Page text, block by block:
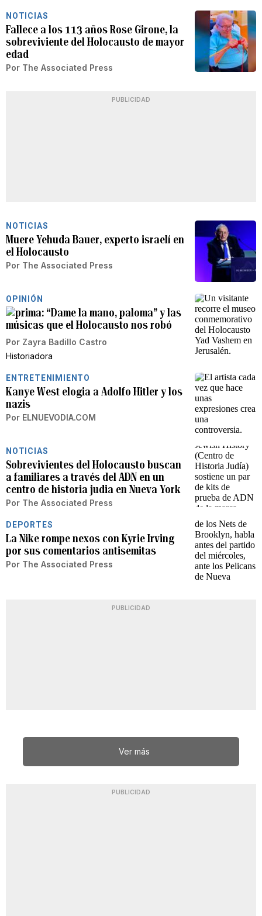
NOTICIAS
Fallece a los 113 años Rose Girone, la
sobreviviente del Holocausto de mayor
edad
Por The Associated Press
PUBLICIDAD
NOTICIAS
Muere Yehuda Bauer, experto israelí en
el Holocausto
Por The Associated Press
OPINIÓN
“Dame la mano, paloma” y las
músicas que el Holocausto nos robó
Por Zayra Badillo Castro
Historiadora
ENTRETENIMIENTO
Kanye West elogia a Adolfo Hitler y los
nazis
Por ELNUEVODIA.COM
NOTICIAS
Sobrevivientes del Holocausto buscan
a familiares a través del ADN en un
centro de historia judia en Nueva York
Por The Associated Press
DEPORTES
La Nike rompe nexos con Kyrie Irving
por sus comentarios antisemitas
Por The Associated Press
PUBLICIDAD
Ver más
PUBLICIDAD